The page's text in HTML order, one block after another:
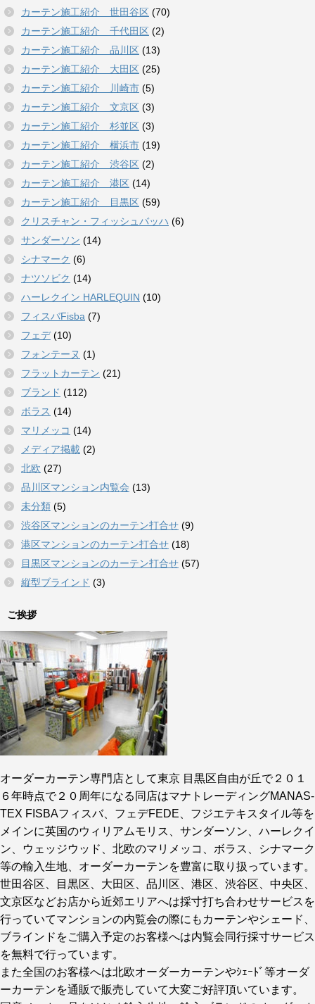
カーテン施工紹介 世田谷区 (70)
カーテン施工紹介 千代田区 (2)
カーテン施工紹介 品川区 (13)
カーテン施工紹介 大田区 (25)
カーテン施工紹介 川崎市 (5)
カーテン施工紹介 文京区 (3)
カーテン施工紹介 杉並区 (3)
カーテン施工紹介 横浜市 (19)
カーテン施工紹介 渋谷区 (2)
カーテン施工紹介 港区 (14)
カーテン施工紹介 目黒区 (59)
クリスチャン・フィッシュバッハ (6)
サンダーソン (14)
シナマーク (6)
ナツソビク (14)
ハーレクイン HARLEQUIN (10)
フィスバFisba (7)
フェデ(10)
フォンテーヌ (1)
フラットカーテン (21)
ブランド (112)
ボラス (14)
マリメッコ (14)
メディア掲載 (2)
北欧 (27)
品川区マンション内覧会 (13)
未分類 (5)
渋谷区マンションのカーテン打合せ (9)
港区マンションのカーテン打合せ (18)
目黒区マンションのカーテン打合せ (57)
縦型ブラインド (3)
ご挨拶
オーダーカーテン専門店として東京 目黒区自由が丘で２０１
６年時点で２０周年になる同店はマナトレーディングMANAS-
TEX FISBAフィスバ、フェデFEDE、フジエテキスタイル等を
メインに英国のウィリアムモリス、サンダーソン、ハーレクイ
ン、ウェッジウッド、北欧のマリメッコ、ボラス、シナマーク
等の輸入生地、オーダーカーテンを豊富に取り扱っています。
世田谷区、目黒区、大田区、品川区、港区、渋谷区、中央区、
文京区などお店から近郊エリアへは採寸打ち合わせサービスを
行っていてマンションの内覧会の際にもカーテンやシェード、
ブラインドをご購入予定のお客様へは内覧会同行採寸サービス
を無料で行っています。
また全国のお客様へは北欧オーダーカーテンやｼｪｰﾄﾞ等オーダ
ーカーテンを通販で販売していて大変ご好評頂いています。